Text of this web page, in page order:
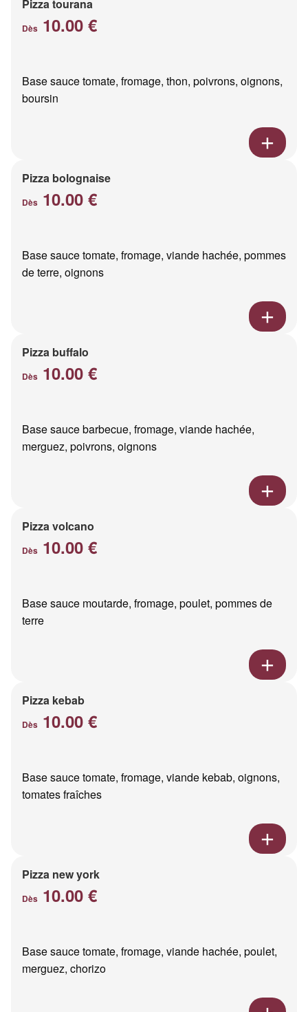
Pizza tourana
Dès 10.00 €
Base sauce tomate, fromage, thon, poivrons, oignons,
boursin
Pizza bolognaise
Dès 10.00 €
Base sauce tomate, fromage, viande hachée, pommes
de terre, oignons
Pizza buffalo
Dès 10.00 €
Base sauce barbecue, fromage, viande hachée,
merguez, poivrons, oignons
Pizza volcano
Dès 10.00 €
Base sauce moutarde, fromage, poulet, pommes de
terre
Pizza kebab
Dès 10.00 €
Base sauce tomate, fromage, viande kebab, oignons,
tomates fraîches
Pizza new york
Dès 10.00 €
Base sauce tomate, fromage, viande hachée, poulet,
merguez, chorizo